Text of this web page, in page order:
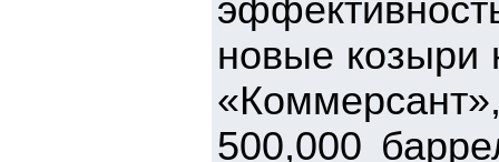
новые козыри
500,000